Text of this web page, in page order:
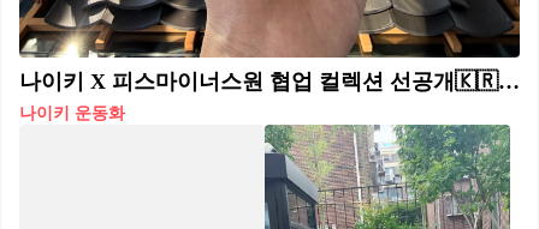
나이키 X 피스마이너스원 협업 컬렉션 선공개🇰🇷⚽️ 피마원의 창의성과 대한민국 정체성의 결합🐲 나이키, 대한축구협회 그리고 지드래곤의 피스마이너스원이 협업한 X2: Korea x PEACEMINUSONE ’Tigers of Asia‘ 컬렉션 피스들을 공개합니다. 이번 컬렉션은 6월 중 출시 예정으로 의류 5종, 풋웨어 1종, 액세서리 1종으로 구성됐으며, 한국 축구를 상징하는 호랑이를 모티프로 한 디자인에 피마원의 시그니처 데이지 로고가 조화를 이뤘습니다. 대한민국 축구국가대표팀의 역대 저지 아카이브와 함께, 새롭게 탄생한 컬렉션을 가장 먼저 만나볼 수 있는 <One Pulse: 하나의 울림> 쇼케이스 이벤트는 5월 30일부터 31일까지 양일간 63빌딩 SkyPicnic에서 열립니다. 또한, 현장에서는 제품 전시와 함께 DRAW 응모 이벤트도 진행됩니다.
나이키 운동화